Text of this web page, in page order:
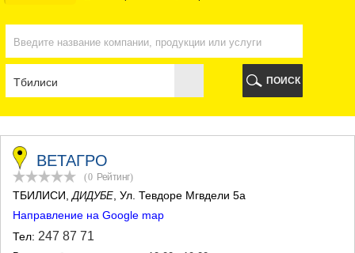
КОБУЛЕТИ
ШУАХЕВИ
ЧАКВИ
ОЗУРГЕТИ
ЧОХАТАУРИ
УРЕКИ
ИМЕРЕТИЯ
БАГДАТИ
ВАНИ
ЗЕСТАФОНИ
ТЕРДЖОЛА
ПОИСК
ВЕТАГРО
(0 Рейтинг)
ТБИЛИСИ ДИДУБЕ , Ул. Тевдоре Мгвдели 5а
Направление на Google map
Тел: 247 87 71